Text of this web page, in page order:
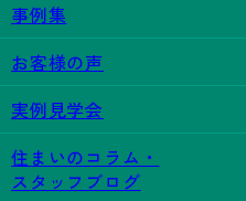
事例集
お客様の声
実例見学会
住まいのコラム・
スタッフブログ